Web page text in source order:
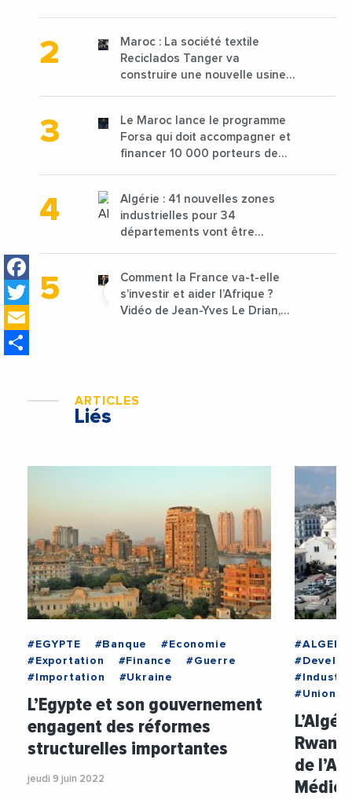
Facebook
Twitter
Maroc : La société textile
Reciclados Tanger va
construire une nouvelle usine
Le Maroc lance le programme
Forsa qui doit accompagner et
financer 10 000 porteurs de
Algérie : 41 nouvelles zones
industrielles pour 34
départements vont être
Comment la France va-t-elle
s’investir et aider l’Afrique ?
Vidéo de Jean-Yves Le Drian,
ARTICLES
Liés
#EGYPTE #Banque
#Economie
#Exportation
#Finance
#Guerre
#Importation
#Ukraine
L’Egypte et son gouvernement
engagent des réformes
structurelles importantes
jeudi 9 juin 2022
#ALGERIE
de